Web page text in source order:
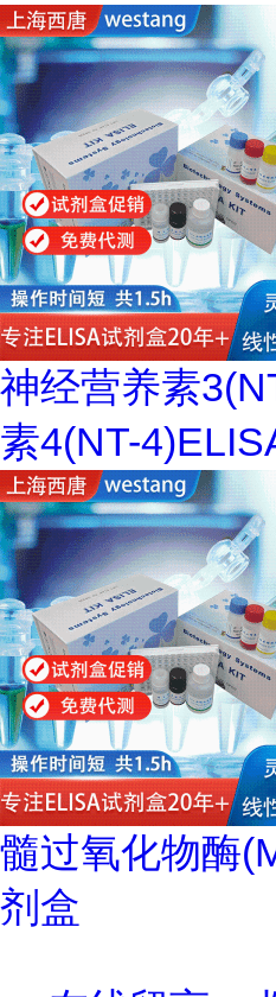
神经营养素
素4(NT-
髓过氧化物酶
剂盒